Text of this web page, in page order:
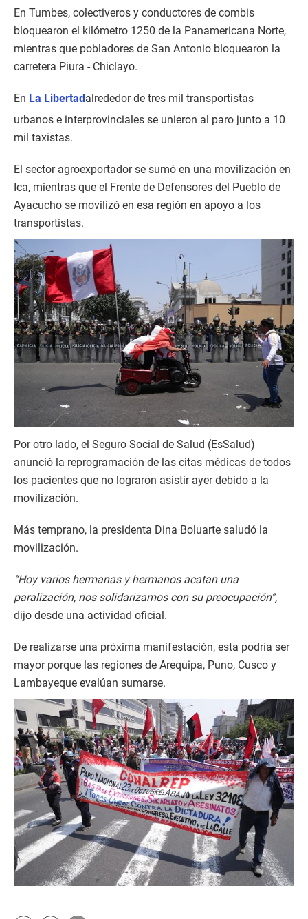
En Tumbes, colectiveros y conductores de combis
bloquearon el kilómetro 1250 de la Panamericana Norte,
mientras que pobladores de San Antonio bloquearon la
carretera Piura - Chiclayo.
En La Libertad alrededor de tres mil transportistas
urbanos e interprovinciales se unieron al paro junto a 10
mil taxistas.
El sector agroexportador se sumó en una movilización en
Ica, mientras que el Frente de Defensores del Pueblo de
Ayacucho se movilizó en esa región en apoyo a los
transportistas.
Por otro lado, el Seguro Social de Salud (EsSalud)
anunció la reprogramación de las citas médicas de todos
los pacientes que no lograron asistir ayer debido a la
movilización.
Más temprano, la presidenta Dina Boluarte saludó la
movilización.
“Hoy varios hermanas y hermanos acatan una
paralización, nos solidarizamos con su preocupación”,
dijo desde una actividad oficial.
De realizarse una próxima manifestación, esta podría ser
mayor porque las regiones de Arequipa, Puno, Cusco y
Lambayeque evalúan sumarse.